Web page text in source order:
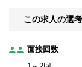
この求人の選
面接回数